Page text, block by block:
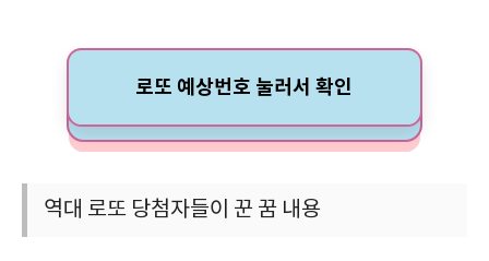
로또 예상번호 눌러서 확인
역대 로또 당첨자들이 꾼 꿈 내용